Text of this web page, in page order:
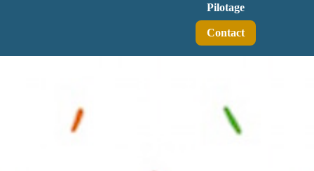
Pilotage
Contact